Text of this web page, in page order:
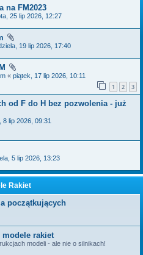
na FM2023
25 lip 2026, 12:27
19 lip 2026, 17:40
« piątek, 17 lip 2026, 10:11
1 2 3
od F do H bez pozwolenia - już
8 lip 2026, 09:31
5 lip 2026, 13:23
Rakiet
początkujących
modele rakiet
modeli - ale nie o silnikach!